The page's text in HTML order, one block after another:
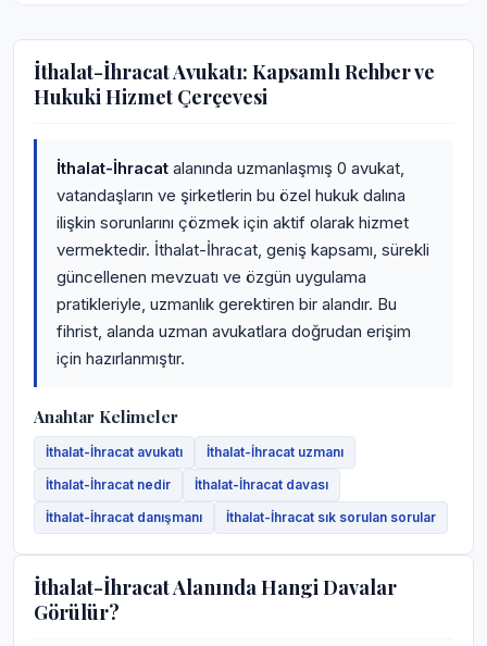
İthalat-İhracat Avukatı: Kapsamlı Rehber ve
Hukuki Hizmet Çerçevesi
İthalat-İhracat alanında uzmanlaşmış 0 avukat,
vatandaşların ve şirketlerin bu özel hukuk dalına
ilişkin sorunlarını çözmek için aktif olarak hizmet
vermektedir. İthalat-İhracat, geniş kapsamı, sürekli
güncellenen mevzuatı ve özgün uygulama
pratikleriyle, uzmanlık gerektiren bir alandır. Bu
fihrist, alanda uzman avukatlara doğrudan erişim
için hazırlanmıştır.
Anahtar Kelimeler
İthalat-İhracat avukatı
İthalat-İhracat uzmanı
İthalat-İhracat nedir
İthalat-İhracat davası
İthalat-İhracat danışmanı
İthalat-İhracat sık sorulan sorular
İthalat-İhracat Alanında Hangi Davalar
Görülür?